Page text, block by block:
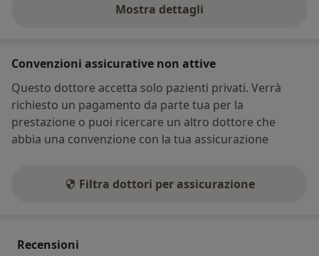
Mostra dettagli
sull'indirizzo
Convenzioni assicurative non attive
Questo dottore accetta solo pazienti privati. Verrà
richiesto un pagamento da parte tua per la
prestazione o puoi ricercare un altro dottore che
abbia una convenzione con la tua assicurazione
Filtra dottori per assicurazione
Recensioni